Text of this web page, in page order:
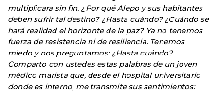
multiplicara sin fin. ¿Por qué Alepo y sus habitantes
deben sufrir tal destino? ¿Hasta cuándo? ¿Cuándo se
hará realidad el horizonte de la paz? Ya no tenemos
fuerza de resistencia ni de resiliencia. Tenemos
miedo y nos preguntamos: ¿Hasta cuándo?
Comparto con ustedes estas palabras de un joven
médico marista que, desde el hospital universitario
donde es interno, me transmite sus sentimientos: